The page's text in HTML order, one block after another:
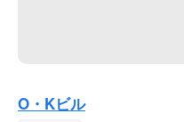
O・Kビル